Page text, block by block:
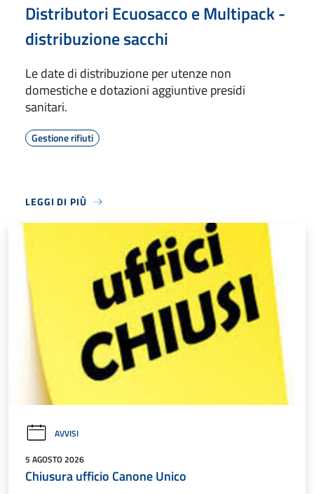
Distributori Ecuosacco e Multipack -
distribuzione sacchi
Le date di distribuzione per utenze non
domestiche e dotazioni aggiuntive presidi
sanitari.
Gestione rifiuti
LEGGI DI PIÙ
AVVISI
5 AGOSTO 2026
Chiusura ufficio Canone Unico